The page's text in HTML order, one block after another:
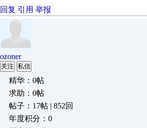
回复 引用 举报
ozoner
关注 私信
精华：0帖
求助：0帖
帖子：17帖 | 852回
年度积分：0